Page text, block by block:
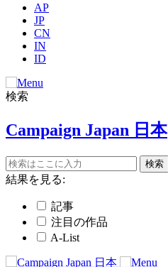
AP
JP
CN
IN
ID
検索
Campaign Japan 日本
結果を見る:
記事
注目の作品
A-List